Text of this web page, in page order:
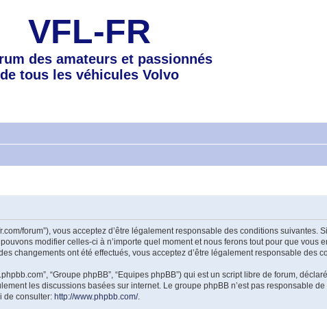
VFL-FR
des amateurs et passionnés
de tous les véhicules Volvo
fr.com/forum”), vous acceptez d’être légalement responsable des conditions
modifier celles-ci à n’importe quel moment et nous ferons tout pour que vous
changements ont été effectués, vous acceptez d’être légalement responsable des
“Groupe phpBB”, “Equipes phpBB”) qui est un script libre de forum,
les discussions basées sur internet. Le groupe phpBB n’est pas responsable
de consulter: http://www.phpbb.com/.